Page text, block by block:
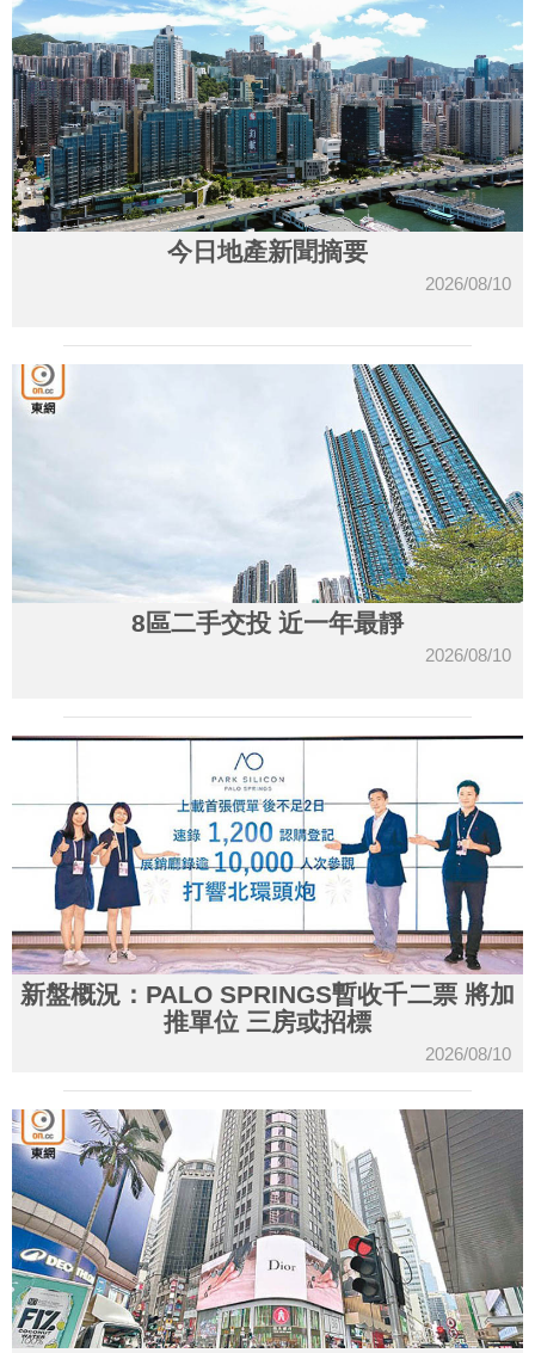
今日地產新聞摘要
2026/08/10
8區二手交投 近一年最靜
2026/08/10
新盤概況：PALO SPRINGS暫收千二票 將加
推單位 三房或招標
2026/08/10